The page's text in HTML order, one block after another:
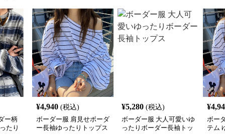
ー柄
たり
¥4,940 (税込)
ボーダー服 肩見せボーダ
ー長袖ゆったりトップス
¥5,280 (税込)
ボーダー服 大人可愛いゆ
ったりボーダー長袖トッ
¥
ボー
テム